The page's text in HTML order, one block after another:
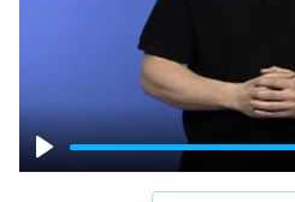
Play